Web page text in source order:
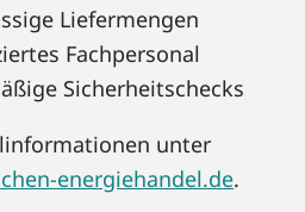
Liefermengen
Fachpersonal
Sicherheitschecks
unter
energiehandel.de.